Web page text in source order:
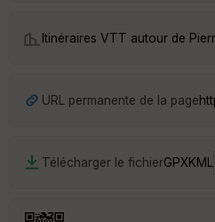
Itinéraires VTT autour de
URL permanente de la page
Télécharger le fichierGPXKML